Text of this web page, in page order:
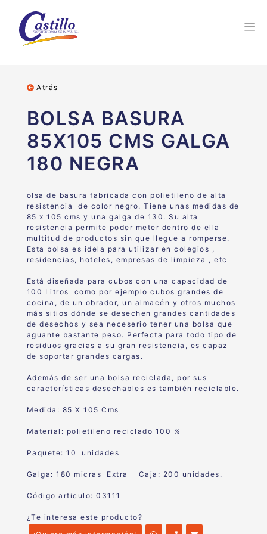
Atrás
BOLSA BASURA
85X105 CMS GALGA
180 NEGRA
olsa de basura fabricada con polietileno de alta
resistencia de color negro. Tiene unas medidas de
85 x 105 cms y una galga de 130. Su alta
resistencia permite poder meter dentro de ella
multitud de productos sin que llegue a romperse.
Esta bolsa es idela para utilizar en colegios ,
residencias, hoteles, empresas de limpieza , etc
Está diseñada para cubos con una capacidad de
100 Litros como por ejemplo cubos grandes de
cocina, de un obrador, un almacén y otros muchos
más sitios dónde se desechen grandes cantidades
de desechos y sea neceserio tener una bolsa que
aguante bastante peso. Perfecta para todo tipo de
residuos gracias a su gran resistencia, es capaz
de soportar grandes cargas.
Además de ser una bolsa reciclada, por sus
características desechables es también reciclable.
Medida: 85 X 105 Cms
Material: polietileno reciclado 100 %
Paquete: 10 unidades
Galga: 180 micras Extra Caja: 200 unidades.
Código articulo: 03111
¿Te interesa este producto?